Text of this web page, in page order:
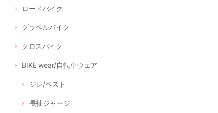
ロードバイク
グラベルバイク
クロスバイク
BIKE wear/自転車ウェア
ジレ/ベスト
長袖ジャージ